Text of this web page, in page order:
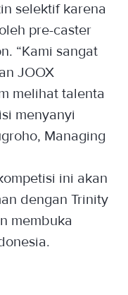
selektif karena
pre-caster
“Kami sangat
JOOX
melihat talenta
menyanyi
Managing
ini akan
dengan Trinity
membuka